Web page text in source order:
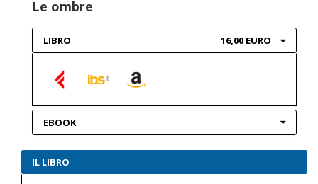
Le ombre
LIBRO 16,00 EURO
EBOOK
IL LIBRO